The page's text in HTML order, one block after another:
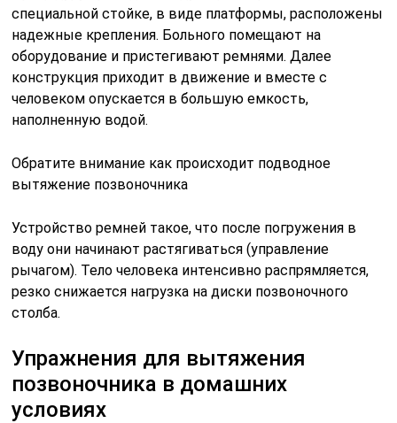
специальной стойке, в виде платформы, расположены
надежные крепления. Больного помещают на
оборудование и пристегивают ремнями. Далее
конструкция приходит в движение и вместе с
человеком опускается в большую емкость,
наполненную водой.
Обратите внимание как происходит подводное
вытяжение позвоночника
Устройство ремней такое, что после погружения в
воду они начинают растягиваться (управление
рычагом). Тело человека интенсивно распрямляется,
резко снижается нагрузка на диски позвоночного
столба.
Упражнения для вытяжения
позвоночника в домашних
условиях